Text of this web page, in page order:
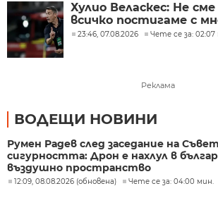
Хулио Веласкес: Не
всичко постигаме с
23:46, 07.08.2026 Чете се за: 02:07
Реклама
ВОДЕЩИ НОВИНИ
Румен Радев след заседание на
сигурността: Дрон е нахлул в
въздушно пространство
12:09, 08.08.2026 (обновена) Чете се за: 04:00 мин.